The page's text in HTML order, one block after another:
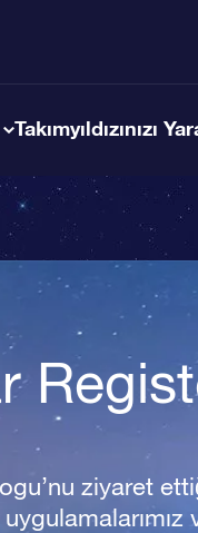
Takımyıldızınızı
ziyaret